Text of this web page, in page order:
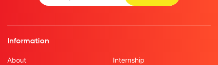
Information
About
Internship